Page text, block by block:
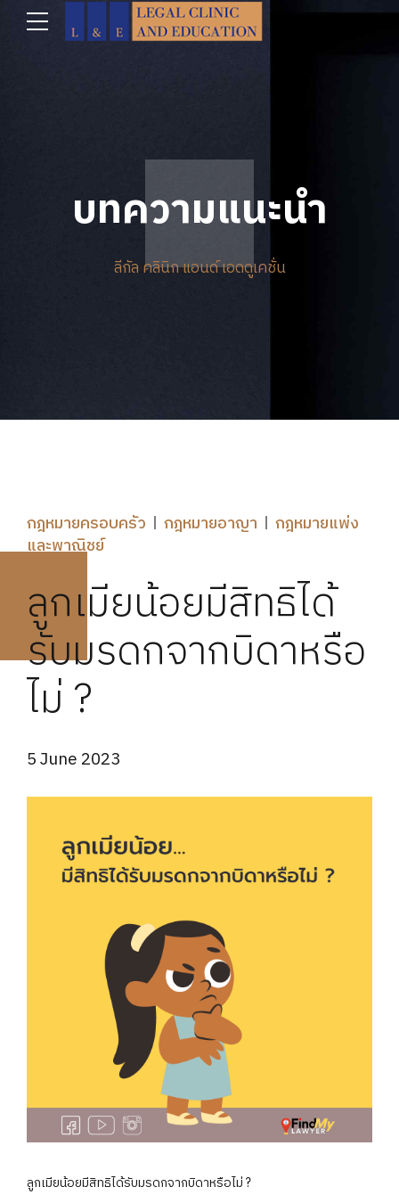
บทความแนะนำ
ลีกัล คลินิก แอนด์ เอดดูเคชั่น
กฎหมายครอบครัว กฎหมายอาญา
กฎหมายแพ่ง
และพาณิชย์
ลูกเมียน้อยมีสิทธิได้
รับมรดกจากบิดาหรือ
ไม่ ?
5 June 2023
ลูกเมียน้อยมีสิทธิได้รับมรดกจากบิดาหรือไม่ ?